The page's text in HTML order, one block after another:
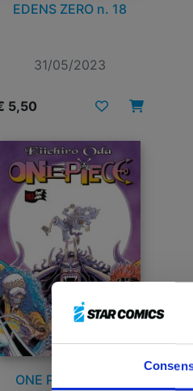
EDENS ZERO n. 18
31/05/2023
5,50
ONE PIECE n. 103